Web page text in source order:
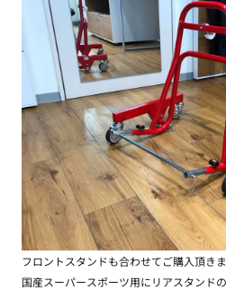
フロントスタンドも合わせてご購入頂きま
国産スーパースポーツ用にリアスタンド